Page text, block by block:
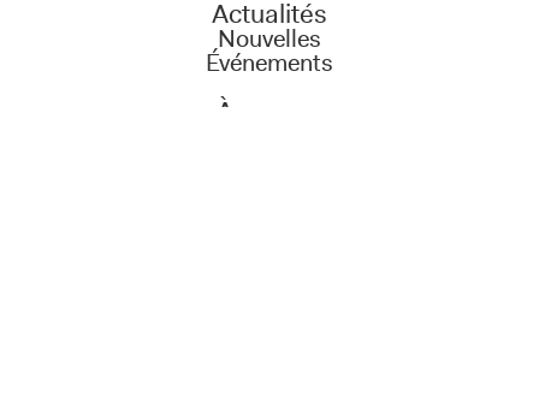
Actualités
Nouvelles
Événements
À propos